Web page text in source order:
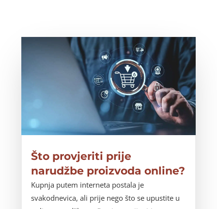
Što provjeriti prije
narudžbe proizvoda online?
Kupnja putem interneta postala je
svakodnevica, ali prije nego što se upustite u